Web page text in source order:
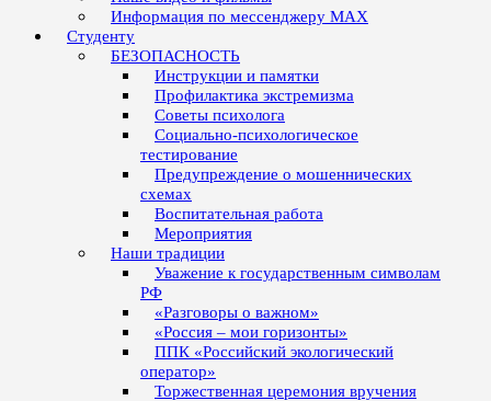
Информация по мессенджеру MAX
Студенту
БЕЗОПАСНОСТЬ
Инструкции и памятки
Профилактика экстремизма
Советы психолога
Социально-психологическое
тестирование
Предупреждение о мошеннических
схемах
Воспитательная работа
Мероприятия
Наши традиции
Уважение к государственным символам
РФ
«Разговоры о важном»
«Россия – мои горизонты»
ППК «Российский экологический
оператор»
Торжественная церемония вручения